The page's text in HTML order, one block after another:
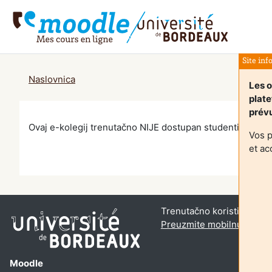
Site
Les
Vos
et
Naslovnica
Ovaj e-kolegij trenutačno NIJE dostupan studentima
Moodle
Trenutačno koristite
Preuzmite mobilnu